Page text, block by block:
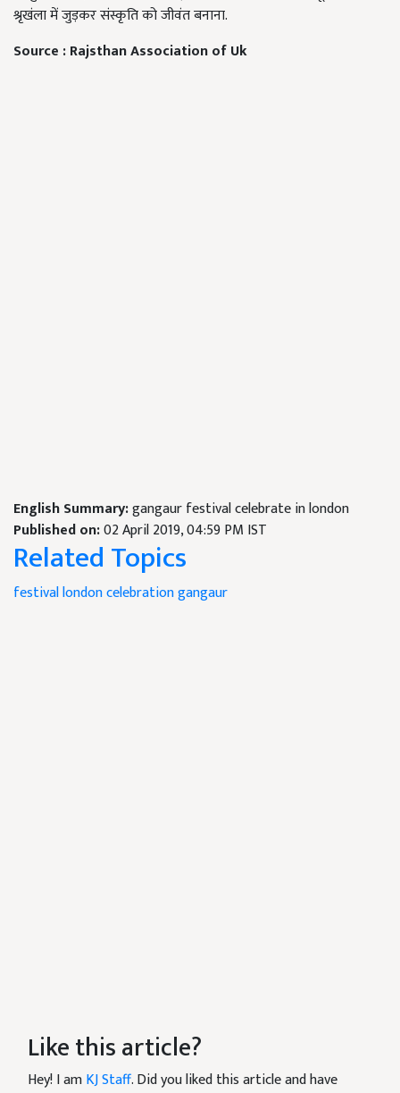
श्रृखंला में जुड़कर संस्कृति को जीवंत बनाना.
Source : Rajsthan Association of Uk
English Summary:gangaur festival celebrate in london
Published on:02 April 2019, 04:59 PM IST
Related Topics
festivallondoncelebrationgangaur
Like this article?
Hey! I amKJ Staff. Did you liked this article and have